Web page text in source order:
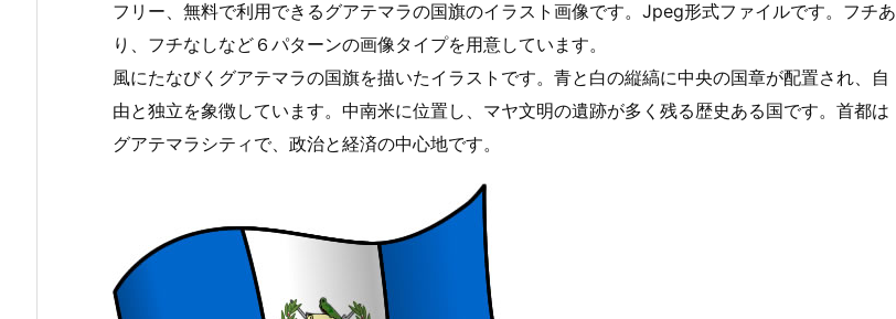
フリー、無料で利用できるグアテマラの国旗のイラスト画像です。Jpeg形式ファイルです。フチあ
り、フチなしなど６パターンの画像タイプを用意しています。
風にたなびくグアテマラの国旗を描いたイラストです。青と白の縦縞に中央の国章が配置され、自
由と独立を象徴しています。中南米に位置し、マヤ文明の遺跡が多く残る歴史ある国です。首都は
グアテマラシティで、政治と経済の中心地です。